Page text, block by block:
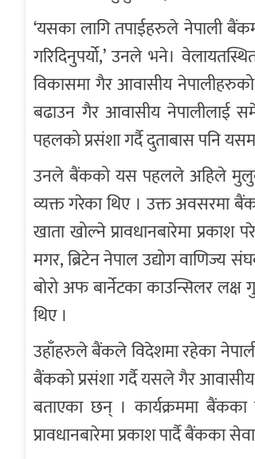
‘यसका लागि तपाईहरुले नेपाली
गरिदिनुपर्यो,’ उनले भने।
विकासमा गैर आवासीय
बढाउन गैर आवासीय नेपालीलाई
पहलको प्रसंशा गर्दै दुताबास पनि
उनले बैंकको यस पहलले अहिले
व्यक्त गरेका थिए । उक्त अवसरमा
खाता खोल्ने प्रावधानबारेमा
मगर, ब्रिटेन नेपाल उद्योग वाणिज्य
बोरो अफ बार्नेटका काउन्सिलर
थिए ।
उहाँहरुले बैंकले विदेशमा रहेका
बैंकको प्रसंशा गर्दै यसले गैर आवासीय
बताएका छन् । कार्यक्रममा बैंकका
प्रावधानबारेमा प्रकाश पार्दै बैंकका